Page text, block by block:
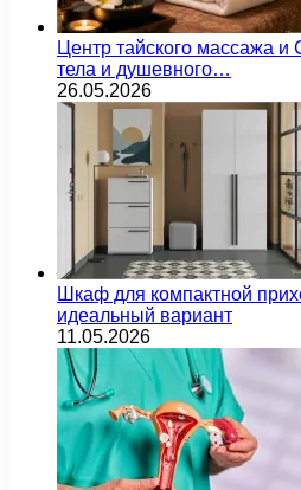
Центр тайского массажа
тела и душевного…
26.05.2026
Шкаф для компактной
идеальный вариант
11.05.2026